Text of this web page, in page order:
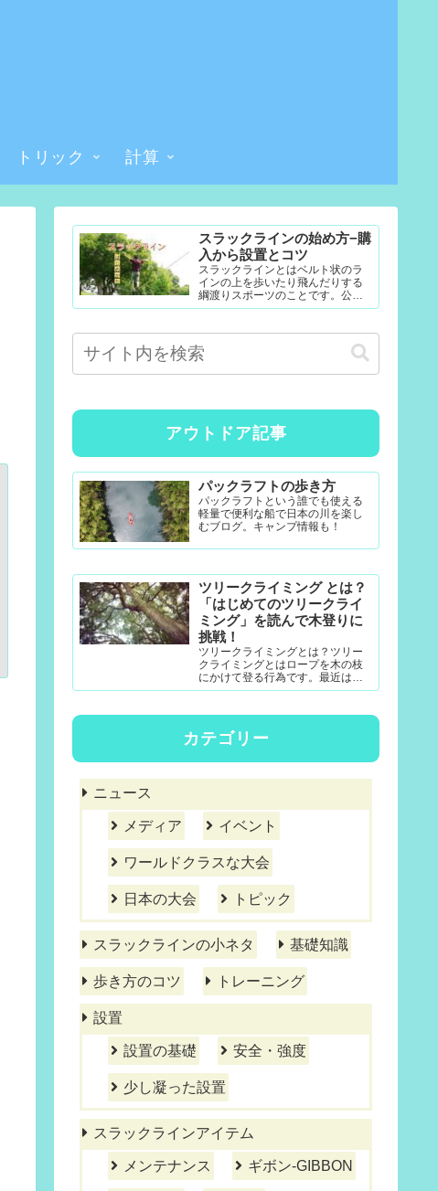
トリック 計算
スラックラインの始め方−購
入から設置とコツ
スラックラインとはベルト状のラ
インの上を歩いたり飛んだりする
綱渡りスポーツのことです。公園
やテレビなどで見たことある人も
が簡単なので幼児から大人まで楽...
アウトドア記事
パックラフトの歩き方
パックラフトという誰でも使える
軽量で便利な船で日本の川を楽し
むブログ。キャンプ情報も！
ツリークライミング とは？
「はじめてのツリークライ
ミング」を読んで木登りに
挑戦！
ツリークライミングとは？ツリー
クライミングとはロープを木の枝
にかけて登る行為です。最近は公
園アクティビティとしても一定の
ロープテクニック(MRS-ム...
カテゴリー
ニュース
メディア イベント
ワールドクラスな大会
日本の大会 トピック
スラックラインの小ネタ 基礎知識
歩き方のコツ トレーニング
設置
設置の基礎 安全・強度
少し凝った設置
スラックラインアイテム
メンテナンス ギボン-GIBBON